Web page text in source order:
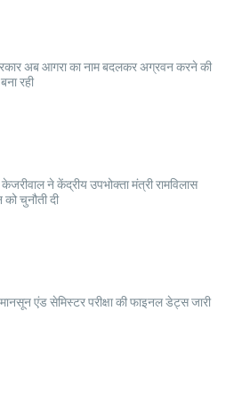
अब आगरा का नाम बदलकर अग्रवन करने की
रही
ने केंद्रीय उपभोक्ता मंत्री रामविलास
को चुनौती दी
एंड सेमिस्टर परीक्षा की फाइनल डेट्स जारी